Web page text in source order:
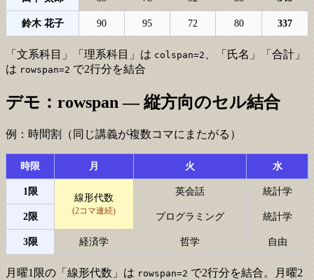
鈴木 花子 90 95 72 80 337
「文系科目」「理系科目」は colspan=2
、「氏名」「合計」
は rowspan=2 で2行分を結合
デモ：rowspan — 縦方向のセル結合
例：時間割（同じ講義が複数コマにまたがる）
時限 月 火 水
1限
線形代数
(2コマ連続)
英会話 統計学
2限 プログラミング 統計学
3限 経済学 哲学 自由
月曜1限の「線形代数」は rowspan=2 で2行分を結合。月曜2